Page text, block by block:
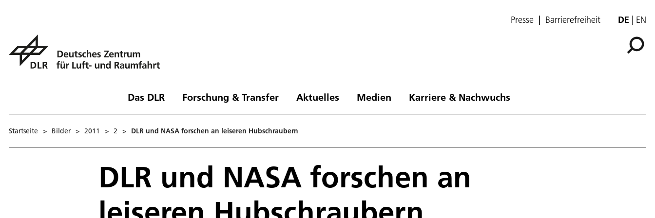
Presse Barrierefreiheit DE EN
Das DLR Forschung & Transfer Aktuelles Medien Karriere & Nachwuchs
Startseite > Bilder > 2011 > 2 > DLR und NASA forschen an leiseren Hubschraubern
DLR und NASA forschen an